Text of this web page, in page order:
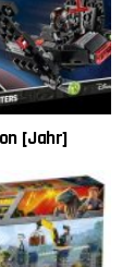
[Jahr]